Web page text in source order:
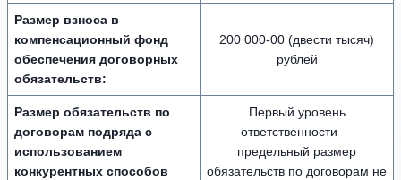
Размер взноса в
компенсационный фонд
обеспечения договорных
обязательств:
200 000-00 (двести тысяч)
рублей
Размер обязательств по
договорам подряда с
использованием
конкурентных способов
Первый уровень
ответственности —
предельный размер
обязательств по договорам не